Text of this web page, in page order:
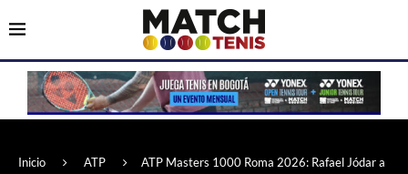
Inicio ATP
ATP Masters 1000 Roma 2026: Rafael Jódar a